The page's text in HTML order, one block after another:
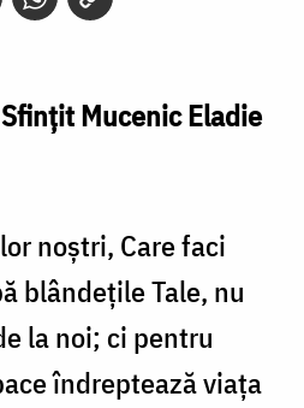
Mucenic Eladie
noştri, Care faci
blândeţile Tale, nu
la noi; ci pentru
îndreptează viaţa